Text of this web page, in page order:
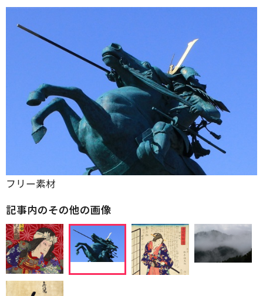
フリー素材
記事内のその他の画像